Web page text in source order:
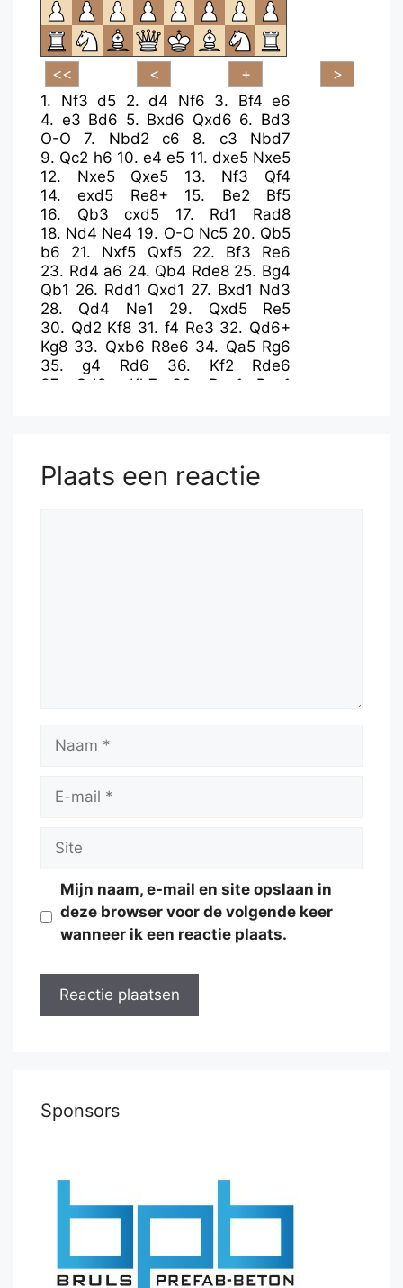
1. Nf3 d5 2. d4 Nf6 3. Bf4 e6
4. e3 Bd6 5. Bxd6 Qxd6 6. Bd3
O-O
7. Nbd2 c6 8. c3
Nbd7
9. Qc2 h6 10. e4 e5 11. dxe5 Nxe5
12. Nxe5 Qxe5 13. Nf3
Qf4
14.exd5 Re8+ 15. Be2
Bf5
16. Qb3 cxd5 17. Rd1
Rad8
18. Nd4 Ne4 19. O-O Nc5 20. Qb5
b6
21. Nxf5 Qxf5 22. Bf3
Re6
23. Rd4 a6 24. Qb4 Rde8 25. Bg4
Qb1 26. Rdd1 Qxd1 27. Bxd1 Nd3
28. Qd4 Ne1 29. Qxd5
Re5
30. Qd2 Kf8 31. f4 Re3 32. Qd6+
Kg8 33. Qxb6 R8e6 34. Qa5 Rg6
35.g4 Rd6 36. Kf2
Rde6
37.
Qd8+ Kh7 38. Rxe1
Rxe1
Plaats een reactie
Naam
Site
Mijn naam, e-mail en site opslaan in
deze browser voor de volgende keer
wanneer ik een reactie plaats.
Sponsors